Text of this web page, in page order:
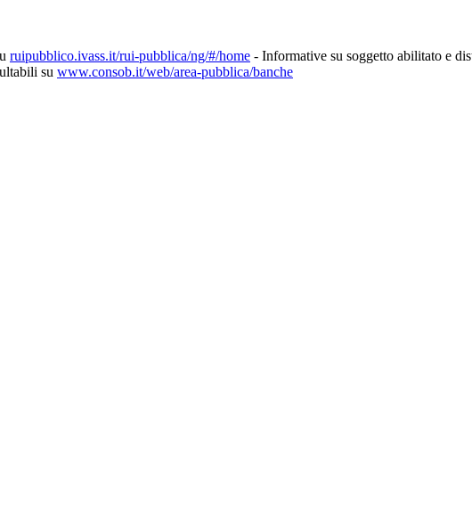
ruipubblico.ivass.it/rui-pubblica/ng/#/home - Informative su soggetto abilitato e
su www.consob.it/web/area-pubblica/banche